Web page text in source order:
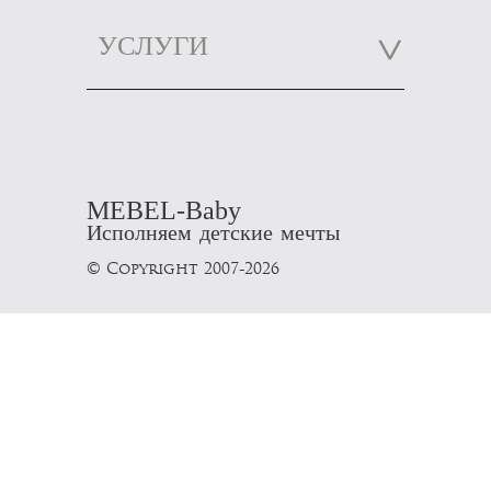
УСЛУГИ
MEBEL-Baby
Исполняем детские мечты
© Copyright 2007-2026